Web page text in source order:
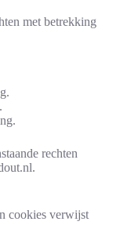
met betrekking
rechten
cookies verwijst